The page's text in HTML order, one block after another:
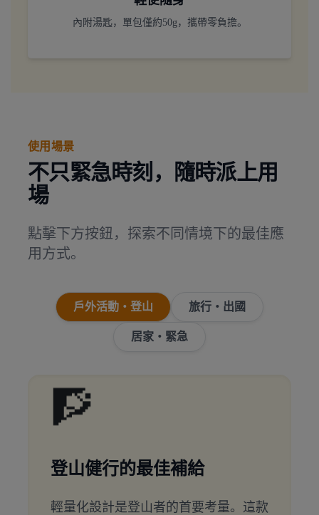
內附湯匙，單包僅約50g，攜帶零負擔。
使用場景
不只緊急時刻，隨時派上用
場
點擊下方按鈕，探索不同情境下的最佳應
用方式。
戶外活動・登山 旅行・出國
居家・緊急
🧗
登山健行的最佳補給
輕量化設計是登山者的首要考量。這款